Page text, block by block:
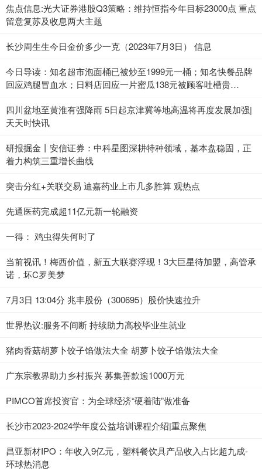
焦点信息:光大证券港股Q3策略：维持恒指今年目标23000点 重点
留意复苏及收息两大主题
长沙周生生今日金价多少一克（2023年7月3日） 信息
今日导读：知名超市泡面桶已被炒至1999元一桶；知名快餐品牌
回应鸡腿冒血水；日料店回应一片蜜瓜138元被顾客吐槽贵
四川盆地至黄淮有强降雨 5日起京津冀等地高温将再度发展加强|
天天时快讯
研报掘金丨安信证券：中科星图深耕特种领域，基本盘稳固，正
着力构筑三重增长曲线
突击分红+关联交易 迪嘉药业上市几多胜算 观热点
先通医药完成超11亿元新一轮融资
一得： 鸡虫得失何时了
当前视讯！梅西价值，新五大联赛浮现！3大巨星待加盟，高管承
诺，坏C罗美梦
7月3日 13:04分 兆丰股份（300695）股价快速拉升
世界热议:服务不间断 持续助力高校毕业生就业
猪肉香菇胡萝卜饺子馅做法大全 胡萝卜饺子馅做法大全
广东宗教界助力乡村振兴 募集善款逾1000万元
PIMCO首席投资官：为全球经济“硬着陆”做准备
长沙市2023-2024学年度公益培训课程介绍|重点聚焦
昌亚新材IPO：年收入9亿元，塑料餐饮具产品收入占比超九成-
环球热消息